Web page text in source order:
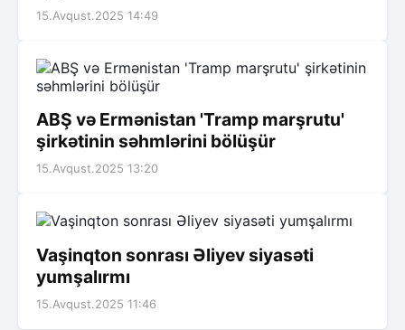
15.Avqust.2025 14:49
ABŞ və Ermənistan 'Tramp marşrutu'
şirkətinin səhmlərini bölüşür
15.Avqust.2025 13:20
Vaşinqton sonrası Əliyev siyasəti
yumşalırmı
15.Avqust.2025 11:46